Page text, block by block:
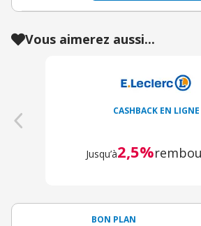
Vous aimerez aussi...
CASHBACK EN LIGNE
Jusqu’à2,5%
BON PLAN